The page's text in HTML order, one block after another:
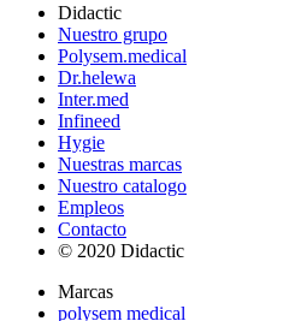
Didactic
Nuestro grupo
Polysem.medical
Dr.helewa
Inter.med
Infineed
Hygie
Nuestras marcas
Nuestro catalogo
Empleos
Contacto
© 2020 Didactic
Marcas
polysem medical